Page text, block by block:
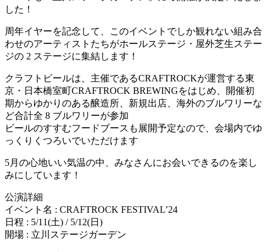
した！
周年イヤーを記念して、このイベントでしか観れない組み合
わせのアーティストたちがホールステージ・屋外芝生ステー
ジの 2 ステージに集結します！
クラフトビールは、主催であるCRAFTROCKが運営する東
京・日本橋室町CRAFTROCK BREWINGをはじめ、開催初
期からゆかりのある醸造所、新規出店、海外のブルワリーな
ど合計全 8 ブルワリーが参加
ビールのすすむフードブースも展開予定なので、会場内でゆ
っくりくつろいでいただけます
5月の心地いい気温の中、みなさんにお会いできるのを楽し
みにしています！
公演詳細
イベント名 : CRAFTROCK FESTIVAL’24
日程 : 5/11(土) / 5/12(日)
開場 : 立川ステージガーデン